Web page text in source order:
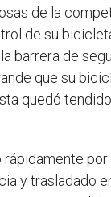
de la
de su
barrera de
que su
quedó
rápidamente
y trasladado